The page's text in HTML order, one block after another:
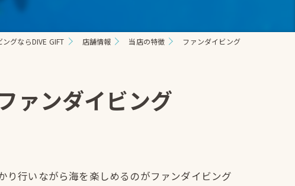
ファンダイビング
グならDIVE GIFT 店舗情報 当店の特徴 ファンダイビング
ァンダイビング
行いながら海を楽しめるのがファンダイビング